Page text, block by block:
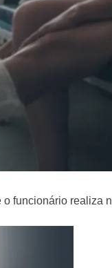
funcionário realiza